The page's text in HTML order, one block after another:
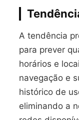
A tendência
para prever
horários e
navegação e
histórico de
eliminando a